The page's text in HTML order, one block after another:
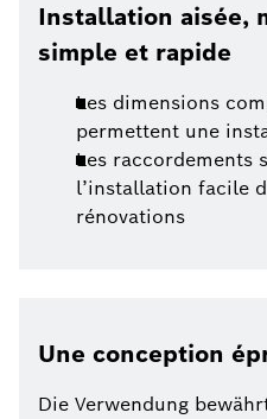
Installation aisée,
simple et rapide
Les dimensions
permettent une
Les raccordements
l’installation facile
rénovations
Une conception
Die Verwendung